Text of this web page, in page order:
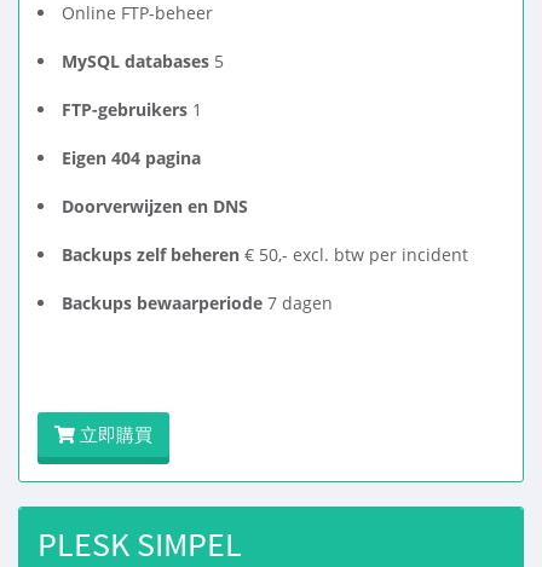
Online FTP-beheer
MySQL databases 5
FTP-gebruikers 1
Eigen 404 pagina
Doorverwijzen en DNS
Backups zelf beheren € 50,- excl. btw per incident
Backups bewaarperiode 7 dagen
立即購買
PLESK SIMPEL